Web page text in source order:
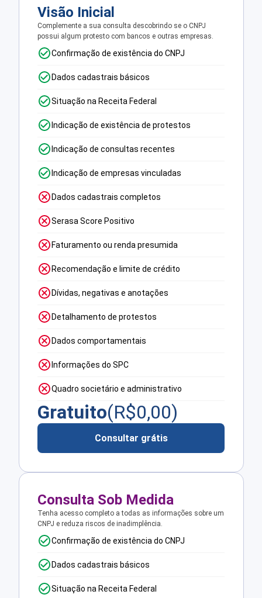
Visão Inicial
Complemente a sua consulta descobrindo se o CNPJ
possui algum protesto com bancos e outras empresas.
Confirmação de existência do CNPJ
Dados cadastrais básicos
Situação na Receita Federal
Indicação de existência de protestos
Indicação de consultas recentes
Indicação de empresas vinculadas
Dados cadastrais completos
Serasa Score Positivo
Faturamento ou renda presumida
Recomendação e limite de crédito
Dívidas, negativas e anotações
Detalhamento de protestos
Dados comportamentais
Informações do SPC
Quadro societário e administrativo
Gratuito(R$0,00)
Consultar grátis
Consulta Sob Medida
Tenha acesso completo a todas as informações sobre um
CNPJ e reduza riscos de inadimplência.
Confirmação de existência do CNPJ
Dados cadastrais básicos
Situação na Receita Federal